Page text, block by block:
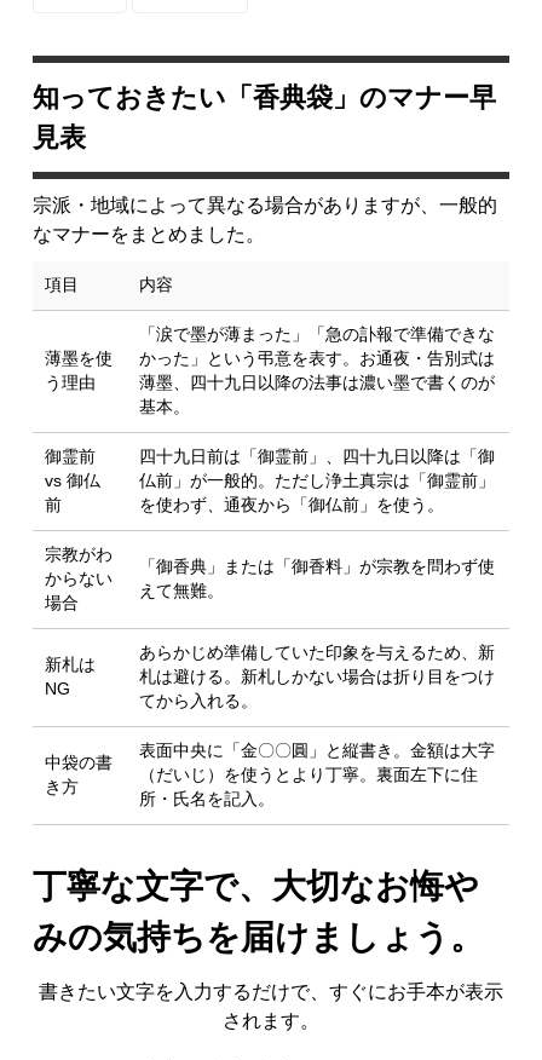
知っておきたい「香典袋」のマナー早
見表
宗派・地域によって異なる場合がありますが、一般的
なマナーをまとめました。
項目 内容
薄墨を使
う理由
「涙で墨が薄まった」「急の訃報で準備できな
かった」という弔意を表す。お通夜・告別式は
薄墨、四十九日以降の法事は濃い墨で書くのが
基本。
御霊前
vs 御仏
前
四十九日前は「御霊前」、四十九日以降は「御
仏前」が一般的。ただし浄土真宗は「御霊前」
を使わず、通夜から「御仏前」を使う。
宗教がわ
からない
場合
「御香典」または「御香料」が宗教を問わず使
えて無難。
新札は
NG
あらかじめ準備していた印象を与えるため、新
札は避ける。新札しかない場合は折り目をつけ
てから入れる。
中袋の書
き方
表面中央に「金〇〇圓」と縦書き。金額は大字
（だいじ） を使うとより丁寧。裏面左下に住
所・氏名を記入。
丁寧な文字で、大切なお悔や
みの気持ちを届けましょう。
書きたい文字を入力するだけで、すぐにお手本が表示
されます。